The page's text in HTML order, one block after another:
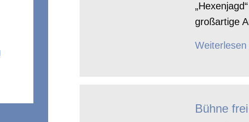
großartige
Weiterlesen
Bühne frei